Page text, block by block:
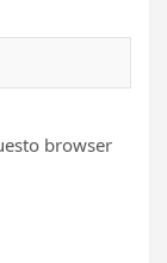
browser